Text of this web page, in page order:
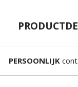
PERSOONLIJK